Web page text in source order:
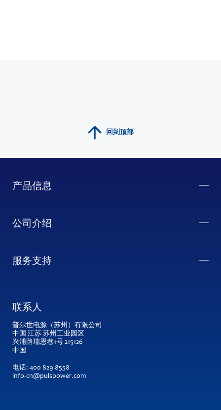
回到頂部
产品信息
公司介绍
服务支持
联系人
普尔世电源（苏州）有限公司
中国 江苏 苏州工业园区
兴浦路瑞恩巷1号 215126
中国
电话: 400 829 8558
info-cn@pulspower.com